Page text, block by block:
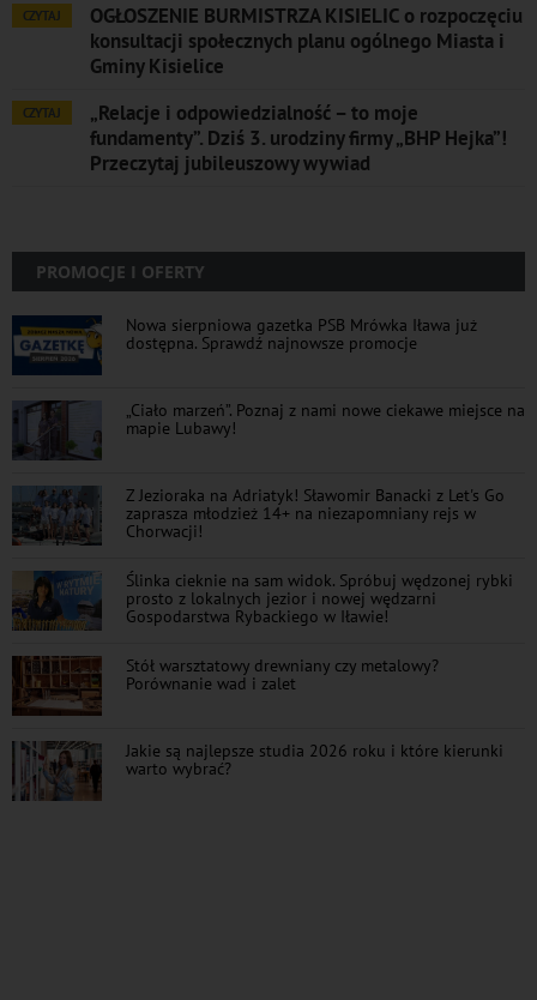
CZYTAJ
OGŁOSZENIE BURMISTRZA KISIELIC o rozpoczęciu
konsultacji społecznych planu ogólnego Miasta i
Gminy Kisielice
CZYTAJ
„Relacje i odpowiedzialność – to moje
fundamenty”. Dziś 3. urodziny firmy „BHP Hejka”!
Przeczytaj jubileuszowy wywiad
PROMOCJE I OFERTY
Nowa sierpniowa gazetka PSB Mrówka Iława już
dostępna. Sprawdź najnowsze promocje
„Ciało marzeń”. Poznaj z nami nowe ciekawe miejsce na
mapie Lubawy!
Z Jezioraka na Adriatyk! Sławomir Banacki z Let's Go
zaprasza młodzież 14+ na niezapomniany rejs w
Chorwacji!
Ślinka cieknie na sam widok. Spróbuj wędzonej rybki
prosto z lokalnych jezior i nowej wędzarni
Gospodarstwa Rybackiego w Iławie!
Stół warsztatowy drewniany czy metalowy?
Porównanie wad i zalet
Jakie są najlepsze studia 2026 roku i które kierunki
warto wybrać?